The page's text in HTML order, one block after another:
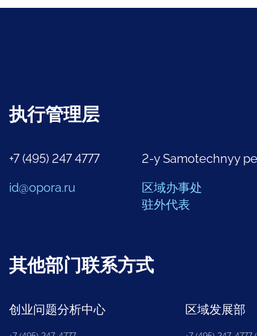
执行管理层
+7 (495) 247 4777
id@opora.ru
2-y Samotechnyy
区域办事处
驻外代表
其他部门联系方式
创业问题分析中心 区域发展部